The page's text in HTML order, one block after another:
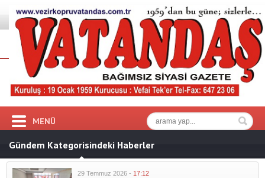
MENÜ
Gündem Kategorisindeki Haberler
29 Temmuz 2026 - 17:12